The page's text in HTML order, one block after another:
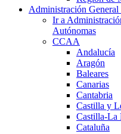
Administración General
Ir a
Autónomas
CCAA
Andalucía
Aragón
Baleares
Canarias
Cantabria
Castilla y
Castilla-La
Cataluña